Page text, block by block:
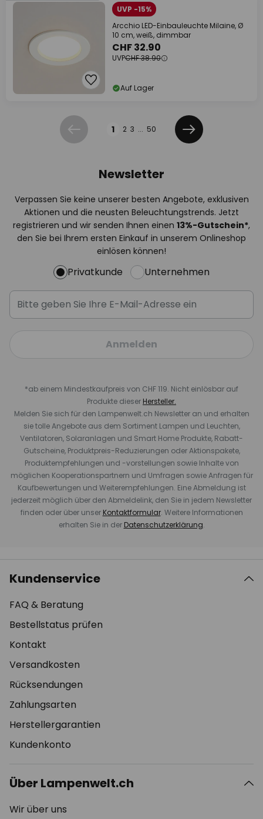
UVP -15%
Arcchio LED-Einbauleuchte Milaine, Ø
10 cm, weiß, dimmbar
CHF 32.90
UVPCHF 38.90
Auf Lager
Zurück 1 2 3 ... 50
Weiter
Newsletter
Verpassen Sie keine unserer besten Angebote, exklusiven
Aktionen und die neusten Beleuchtungstrends. Jetzt
registrieren und wir senden Ihnen einen 13%-Gutschein*,
den Sie bei Ihrem ersten Einkauf in unserem Onlineshop
einlösen können!
Privatkunde Unternehmen
Anmelden
*ab einem Mindestkaufpreis von CHF 119. Nicht einlösbar auf
Produkte dieser Hersteller.
Melden Sie sich für den Lampenwelt.ch Newsletter an und erhalten
sie tolle Angebote aus dem Sortiment Lampen und Leuchten,
Ventilatoren, Solaranlagen und Smart Home Produkte, Rabatt-
Gutscheine, Produktpreis-Reduzierungen oder Aktionspakete,
Produktempfehlungen und -vorstellungen sowie Inhalte von
möglichen Kooperationspartnern und Umfragen sowie Anfragen für
Kaufbewertungen und Weiterempfehlungen. Eine Abmeldung ist
jederzeit möglich über den Abmeldelink, den Sie in jedem Newsletter
finden oder über unser Kontaktformular. Weitere Informationen
erhalten Sie in der Datenschutzerklärung.
Kundenservice
FAQ & Beratung
Bestellstatus prüfen
Kontakt
Versandkosten
Rücksendungen
Zahlungsarten
Herstellergarantien
Kundenkonto
Über Lampenwelt.ch
Wir über uns